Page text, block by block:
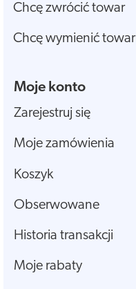
Chcę zwrócić towar
Chcę wymienić towar
Moje konto
Zarejestruj się
Moje zamówienia
Koszyk
Obserwowane
Historia transakcji
Moje rabaty